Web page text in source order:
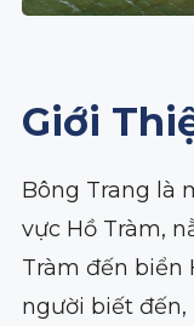
Giới
Bông Trang là
vực Hồ Tràm,
Tràm đến biển
người biết đến,